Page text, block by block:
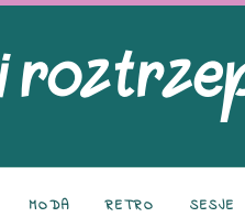
MODA RETRO SESJE